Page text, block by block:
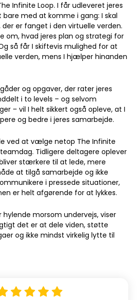
Infinite Loop. I får udleveret jeres
bare med at komme i gang: I skal
er fanget i den virtuelle verden.
om, hvad jeres plan og strategi for
så får I skiftevis mulighed for at
verden, mens I hjælper hinanden
og opgaver, der rater jeres
i to levels – og selvom
– vil I helt sikkert også opleve, at I
og bedre i jeres samarbejde.
ved at vælge netop The Infinite
Tidligere deltagere oplever
stærkere til at lede, mere
at tilgå samarbejde og ikke
i pressede situationer,
er helt afgørende for at lykkes.
hylende morsom undervejs, viser
det er at dele viden, støtte
og ikke mindst virkelig lytte til